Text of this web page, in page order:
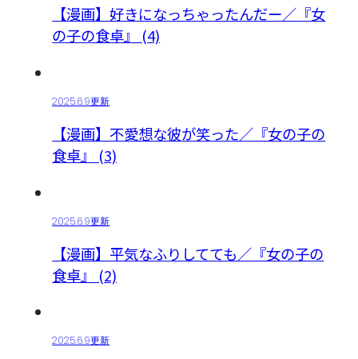
【漫画】好きになっちゃったんだー／『女
の子の食卓』 (4)
2025.6.9更新
【漫画】不愛想な彼が笑った／『女の子の
食卓』 (3)
2025.6.9更新
【漫画】平気なふりしてても／『女の子の
食卓』 (2)
2025.6.9更新